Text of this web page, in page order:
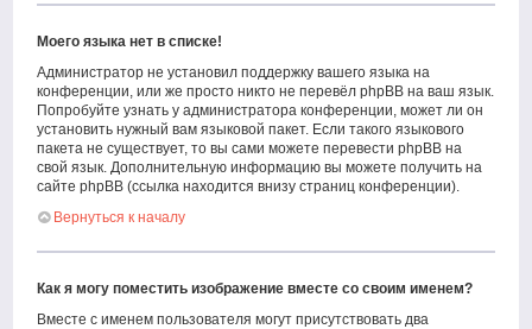
Моего языка нет в списке!
Администратор не установил поддержку вашего языка на
конференции, или же просто никто не перевёл phpBB на ваш язык.
Попробуйте узнать у администратора конференции, может ли он
установить нужный вам языковой пакет. Если такого языкового
пакета не существует, то вы сами можете перевести phpBB на
свой язык. Дополнительную информацию вы можете получить на
сайте phpBB (ссылка находится внизу страниц конференции).
Вернуться к началу
Как я могу поместить изображение вместе со своим именем?
Вместе с именем пользователя могут присутствовать два